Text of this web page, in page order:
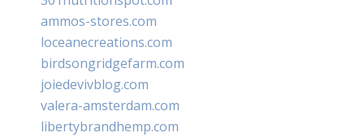
ammos-stores.com
loceanecreations.com
birdsongridgefarm.com
joiedevivblog.com
valera-amsterdam.com
libertybrandhemp.com